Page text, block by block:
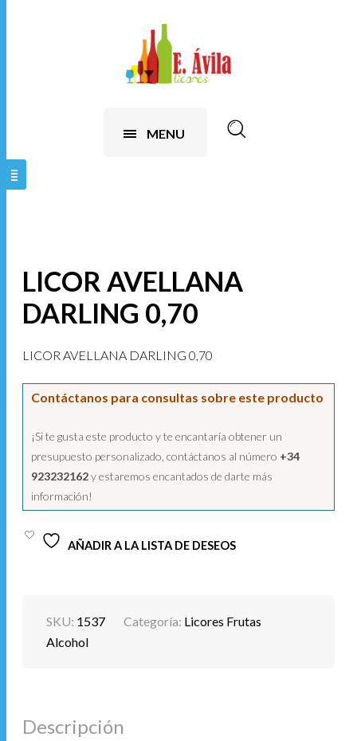
MENU
LICOR AVELLANA
DARLING 0,70
LICOR AVELLANA DARLING 0,70
Contáctanos para consultas sobre este producto
¡Si te gusta este producto y te encantaría obtener un
presupuesto personalizado, contáctanos al número +34
923232162y estaremos encantados de darte más
información!
AÑADIR A LA LISTA DE DESEOS
SKU: 1537 Categoría: Licores Frutas
Alcohol
Descripción